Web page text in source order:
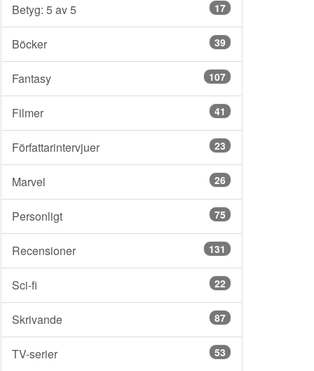
Betyg: 5 av 5 17
Böcker 39
Fantasy 107
Filmer 41
Författarintervjuer 23
Marvel 26
Personligt 75
Recensioner 131
Sci-fi 22
Skrivande 87
TV-serier 53